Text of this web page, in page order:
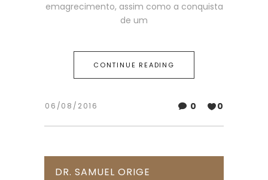
emagrecimento, assim como a conquista
de um
CONTINUE READING
06/08/2016 0 0
DR. SAMUEL ORIGE